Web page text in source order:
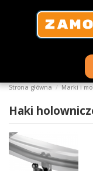
Strona główna Marki i
Haki